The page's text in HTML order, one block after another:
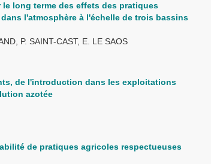
long terme des effets des pratiques
l'atmosphère à l'échelle de trois bassins
P. SAINT-CAST, E. LE SAOS
de l'introduction dans les exploitations
azotée
de pratiques agricoles respectueuses